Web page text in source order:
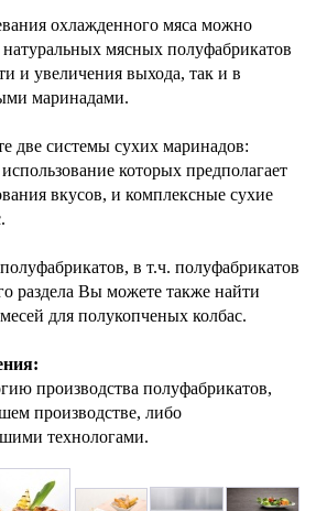
охлажденного мяса можно
натуральных мясных полуфабрикатов
и увеличения выхода, так и в
маринадами.
две системы сухих маринадов:
которых предполагает
вкусов, и комплексные сухие
в т.ч. полуфабрикатов
раздела Вы можете также найти
для полукопченых колбас.
производства полуфабрикатов,
производстве, либо
технологами.